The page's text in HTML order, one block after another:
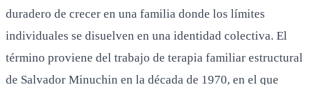
duradero de crecer en una familia donde los límites
individuales se disuelven en una identidad colectiva. El
término proviene del trabajo de terapia familiar estructural
de Salvador Minuchin en la década de 1970, en el que